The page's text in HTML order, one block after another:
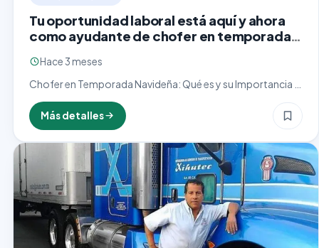
Tu oportunidad laboral está aquí y ahora
como ayudante de chofer en temporada
Hace 3 meses
Chofer en Temporada Navideña: Qué es y su Importancia El
cargo de chofer en temporada navideña representa una
pieza clave en la logística y entrega de…
Más detalles